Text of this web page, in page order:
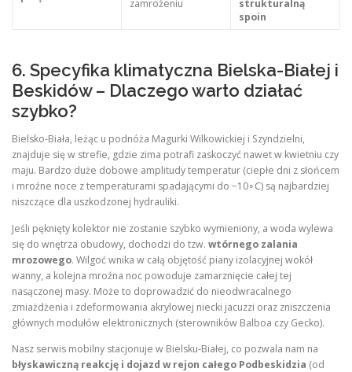
zamrożeniu
strukturalną
spoin
6. Specyfika klimatyczna Bielska-Białej i
Beskidów – Dlaczego warto działać
szybko?
Bielsko-Biała, leżąc u podnóża Magurki Wilkowickiej i Szyndzielni,
znajduje się w strefie, gdzie zima potrafi zaskoczyć nawet w kwietniu czy
maju. Bardzo duże dobowe amplitudy temperatur (ciepłe dni z słońcem
i mroźne noce z temperaturami spadającymi do −10∘C) są najbardziej
niszczące dla uszkodzonej hydrauliki.
Jeśli pęknięty kolektor nie zostanie szybko wymieniony, a woda wylewa
się do wnętrza obudowy, dochodzi do tzw. wtórnego zalania
mrozowego. Wilgoć wnika w całą objętość piany izolacyjnej wokół
wanny, a kolejna mroźna noc powoduje zamarznięcie całej tej
nasączonej masy. Może to doprowadzić do nieodwracalnego
zmiażdżenia i zdeformowania akrylowej niecki jacuzzi oraz zniszczenia
głównych modułów elektronicznych (sterowników Balboa czy Gecko).
Nasz serwis mobilny stacjonuje w Bielsku-Białej, co pozwala nam na
błyskawiczną reakcję i dojazd w rejon całego Podbeskidzia (od